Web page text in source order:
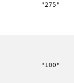
"275"
"100"